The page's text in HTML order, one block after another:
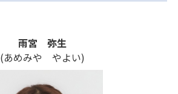
雨宮 弥生
(あめみや やよい)